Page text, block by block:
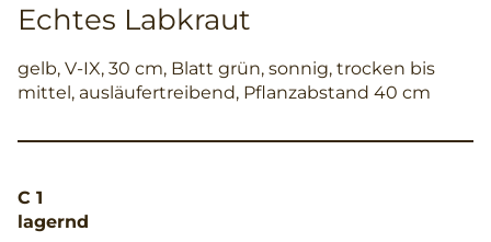
Echtes Labkraut
gelb, V-IX, 30 cm, Blatt grün, sonnig, trocken bis
mittel, ausläufertreibend, Pflanzabstand 40 cm
C 1
lagernd